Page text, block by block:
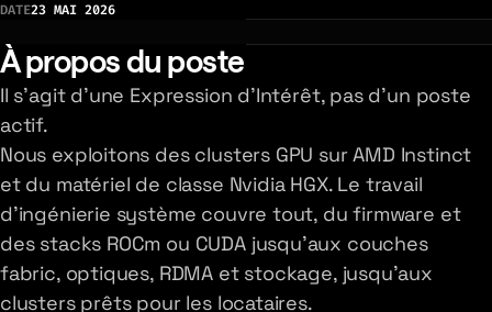
DATE23 MAI 2026
À propos du poste
Il s'agit d'une Expression d'Intérêt, pas d'un poste
actif.
Nous exploitons des clusters GPU sur AMD Instinct
et du matériel de classe Nvidia HGX. Le travail
d'ingénierie système couvre tout, du firmware et
des stacks ROCm ou CUDA jusqu'aux couches
fabric, optiques, RDMA et stockage, jusqu'aux
clusters prêts pour les locataires.